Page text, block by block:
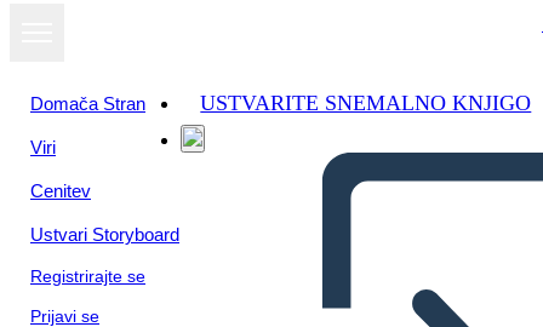
Domača Stran
Viri
Cenitev
Ustvari Storyboard
Registrirajte se
Prijavi se
USTVARITE SNEMALNO KNJIGO